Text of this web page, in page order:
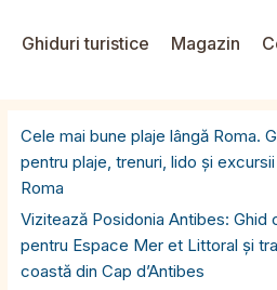
Ghiduri turistice Magazin
Cele mai bune plaje lângă Roma.
pentru plaje, trenuri, lido și
Roma
Vizitează Posidonia Antibes: Ghid
pentru Espace Mer et Littoral și
coastă din Cap d’Antibes